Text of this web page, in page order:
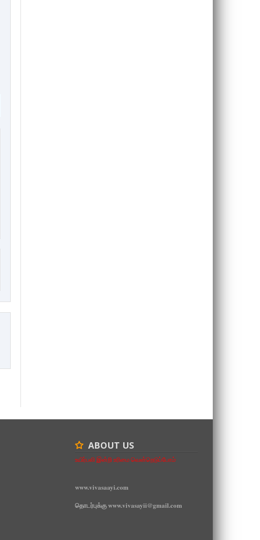
ABOUT US
உயிர்பலி இன்றி உரிமை வென்றெடுப்போம்
www.vivasaayi.com
தொடர்புக்கு www.vivasayii@gmail.com